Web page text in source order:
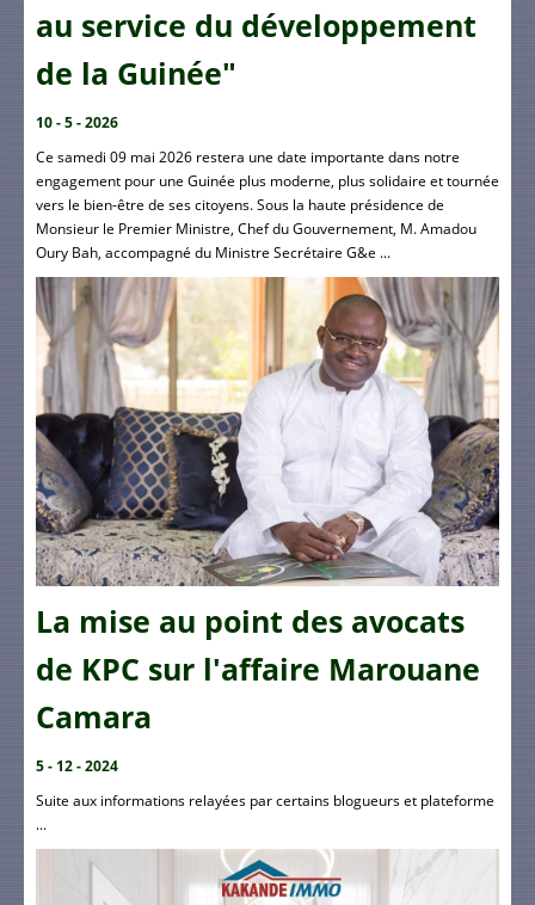
au service du développement
de la Guinée"
10 - 5 - 2026
Ce samedi 09 mai 2026 restera une date importante dans notre
engagement pour une Guinée plus moderne, plus solidaire et tournée
vers le bien-être de ses citoyens. Sous la haute présidence de
Monsieur le Premier Ministre, Chef du Gouvernement, M. Amadou
Oury Bah, accompagné du Ministre Secrétaire G&e ...
La mise au point des avocats
de KPC sur l'affaire Marouane
Camara
5 - 12 - 2024
Suite aux informations relayées par certains blogueurs et plateforme
...